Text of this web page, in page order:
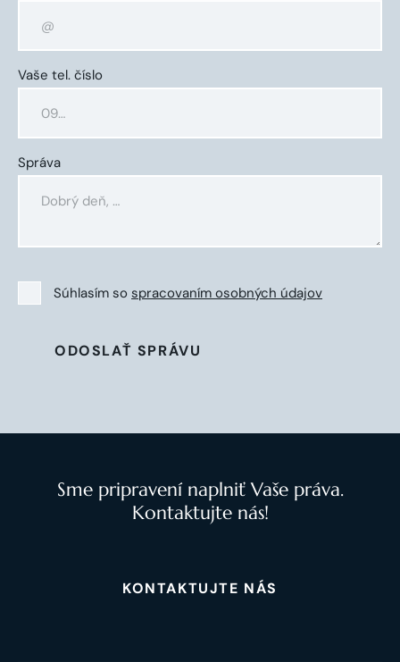
Vaše tel. číslo
Správa
Súhlasím so spracovaním osobných údajov
ODOSLAŤ SPRÁVU
Sme pripravení naplniť Vaše práva.
Kontaktujte nás!
KONTAKTUJTE NÁS